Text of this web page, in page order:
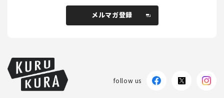
メルマガ登録
follow us